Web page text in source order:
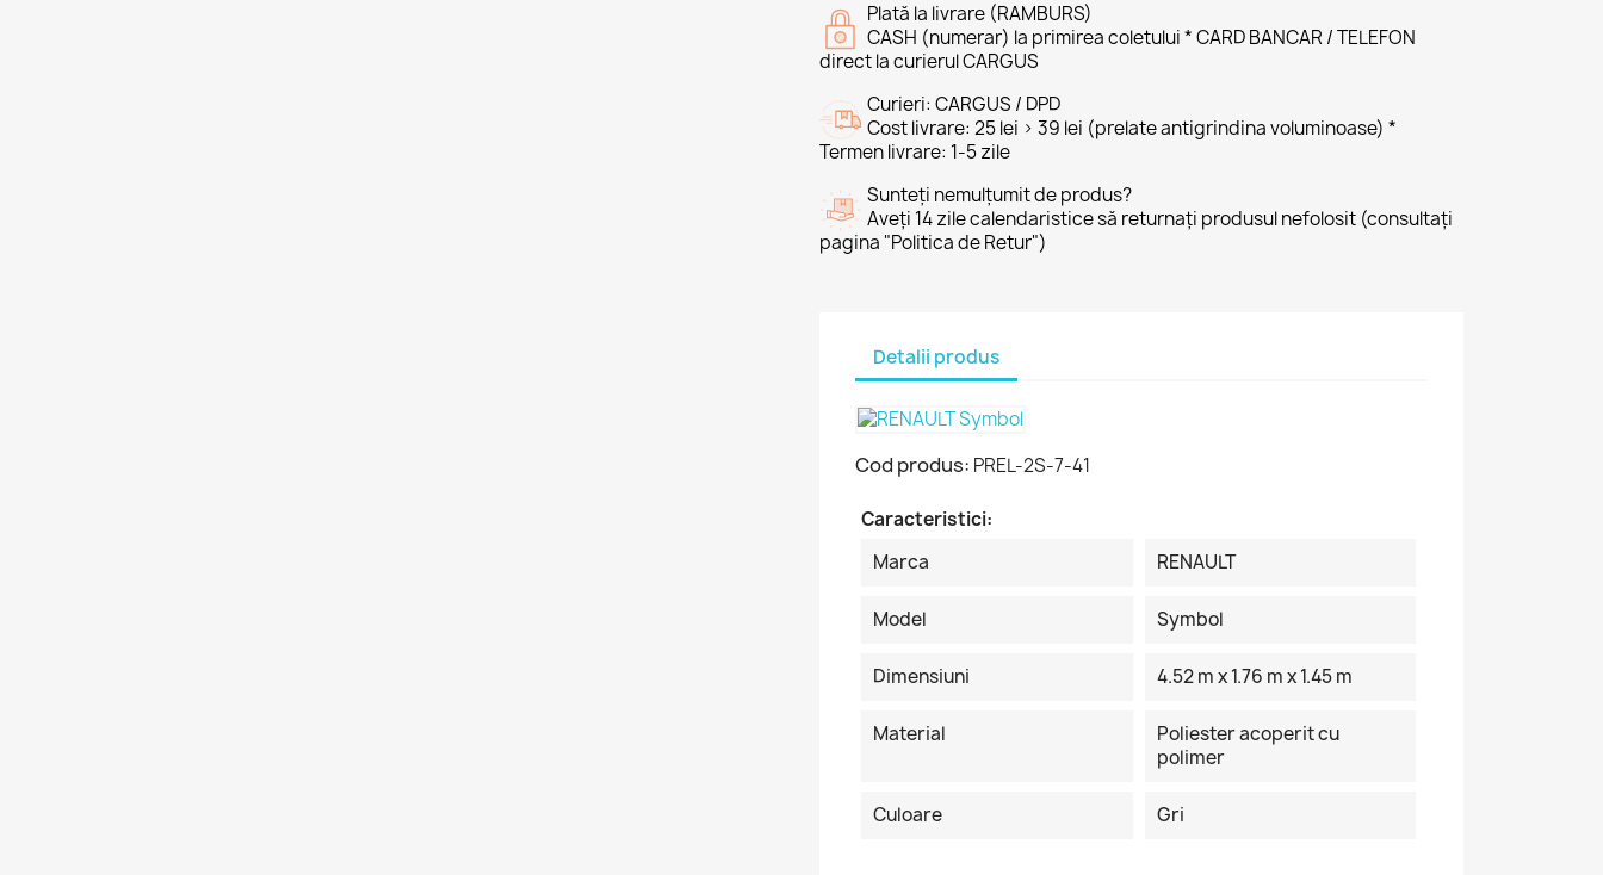
Plată la livrare (RAMBURS)
CASH (numerar) la primirea coletului * CARD BANCAR / TELEFON
direct la curierul CARGUS
Curieri: CARGUS / DPD
Cost livrare: 25 lei > 39 lei (prelate antigrindina voluminoase) *
Termen livrare: 1-5 zile
Sunteți nemulțumit de produs?
Aveți 14 zile calendaristice să returnați produsul nefolosit (consultați
pagina "Politica de Retur")
Detalii produs
Cod produs: PREL-2S-7-41
Caracteristici:
Marca
RENAULT
Model Symbol
Dimensiuni 4.52 m x 1.76 m x 1.45 m
Material
Poliester acoperit cu
polimer
Culoare Gri